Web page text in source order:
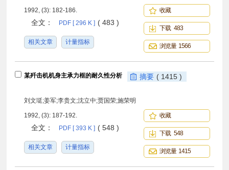
1992, (3): 182-186.
全文： PDF [ 296 K ] ( 483 )
相关文章 计量指标
收藏
下载 483
浏览量 1566
某歼击机机身主承力框的耐久性分析 摘要 ( 1415 )
刘文珽;姜军;李贵文;沈立中;贾国荣;施荣明
1992, (3): 187-192.
全文： PDF [ 393 K ] ( 548 )
相关文章 计量指标
收藏
下载 548
浏览量 1415